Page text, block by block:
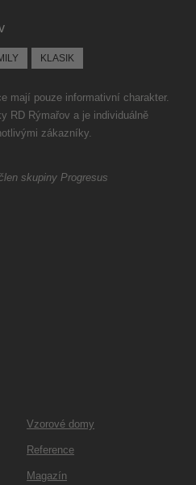
KLASIK
mají pouze informativní charakter.
RD Rýmařov a je individuálně
zákazníky.
Vzorové domy
Reference
Magazín